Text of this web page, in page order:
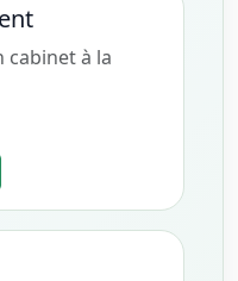
cabinet à la